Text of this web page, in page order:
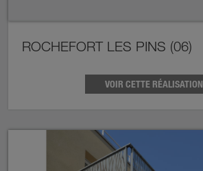
ROCHEFORT LES PINS (06)
VOIR CETTE RÉALISATION